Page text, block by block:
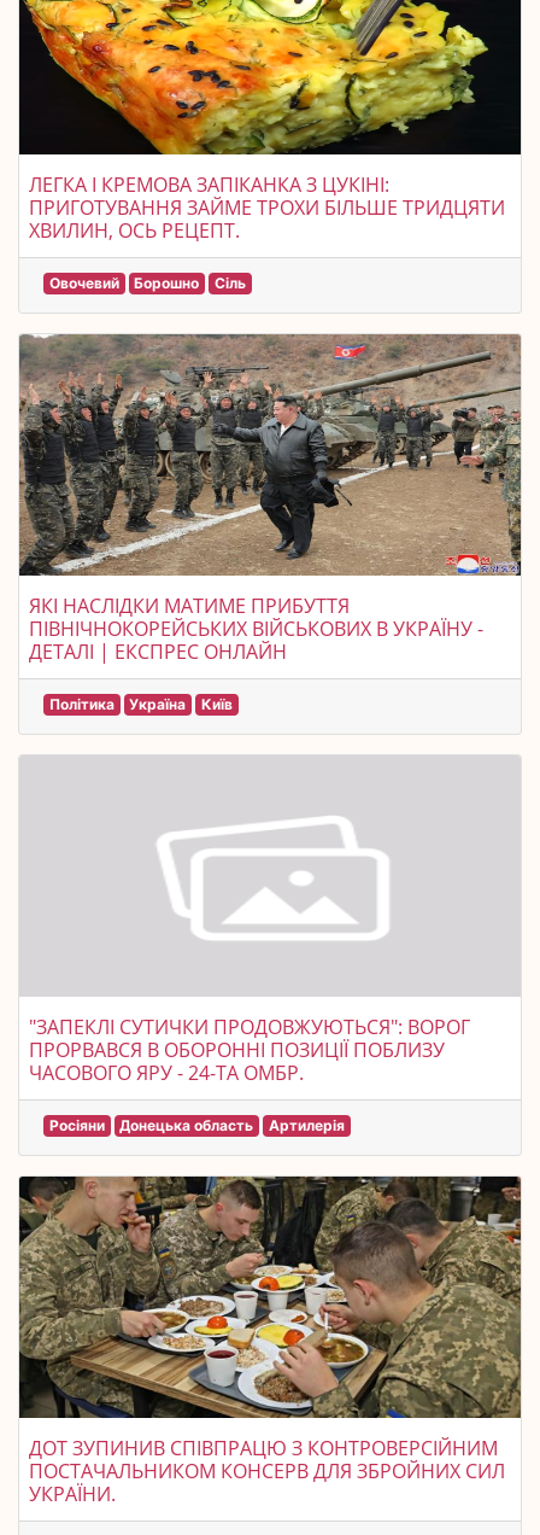
ЛЕГКА І КРЕМОВА ЗАПІКАНКА З ЦУКІНІ:
ПРИГОТУВАННЯ ЗАЙМЕ ТРОХИ БІЛЬШЕ ТРИДЦЯТИ
ХВИЛИН, ОСЬ РЕЦЕПТ.
Овочевий Борошно Сіль
ЯКІ НАСЛІДКИ МАТИМЕ ПРИБУТТЯ
ПІВНІЧНОКОРЕЙСЬКИХ ВІЙСЬКОВИХ В УКРАЇНУ -
ДЕТАЛІ | ЕКСПРЕС ОНЛАЙН
Політика Україна Київ
"ЗАПЕКЛІ СУТИЧКИ ПРОДОВЖУЮТЬСЯ": ВОРОГ
ПРОРВАВСЯ В ОБОРОННІ ПОЗИЦІЇ ПОБЛИЗУ
ЧАСОВОГО ЯРУ - 24-ТА ОМБР.
Росіяни Донецька область Артилерія
ДОТ ЗУПИНИВ СПІВПРАЦЮ З КОНТРОВЕРСІЙНИМ
ПОСТАЧАЛЬНИКОМ КОНСЕРВ ДЛЯ ЗБРОЙНИХ СИЛ
УКРАЇНИ.